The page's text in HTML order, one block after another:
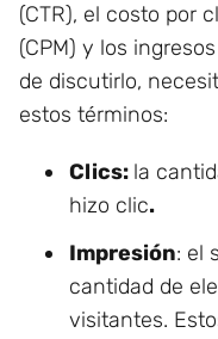
(CTR), el costo por
(CPM) y los
de discutirlo,
estos términos:
Clics: la
hizo clic.
Impresión: el
cantidad de
visitantes.